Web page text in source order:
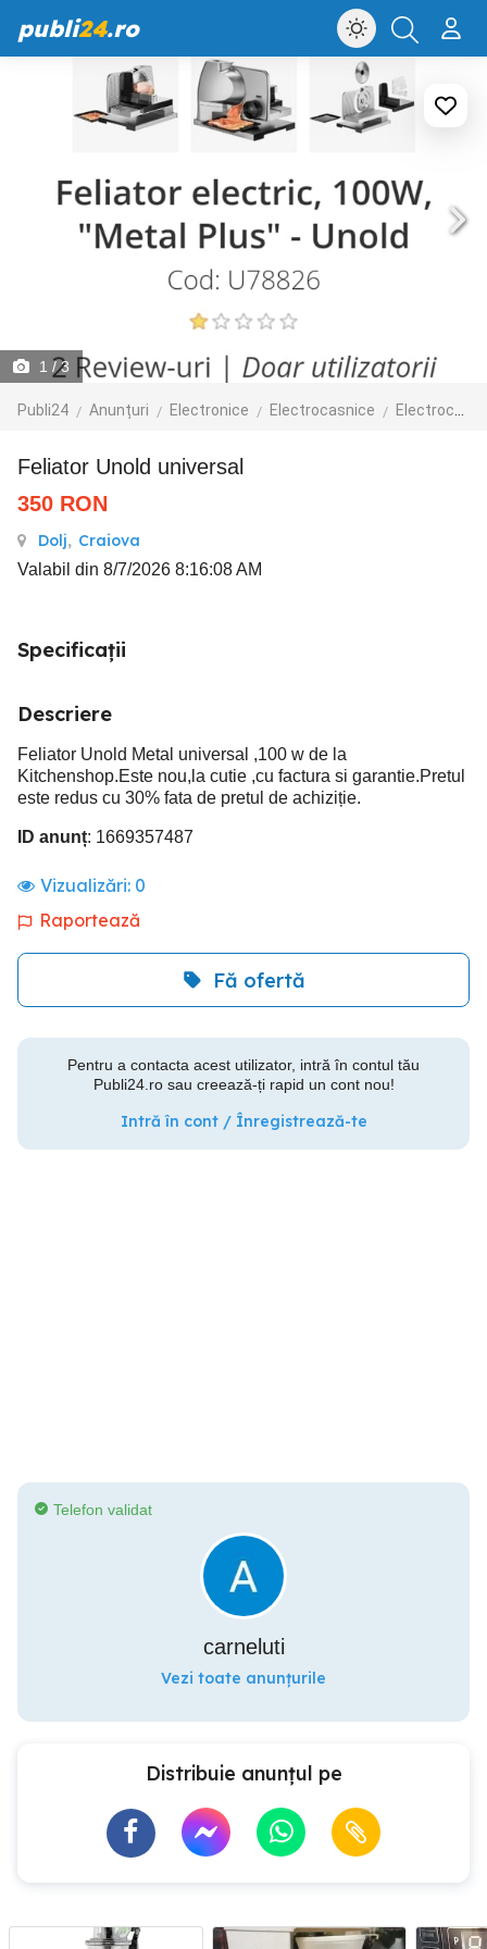
publi24.ro
1 / 3
Publi24 Anunțuri Electronice Electrocasnice Electrocasnice mici
Feliator Unold universal
350 RON
Dolj, Craiova
Valabil din 8/7/2026 8:16:08 AM
Specificații
Descriere
Feliator Unold Metal universal ,100 w de la
Kitchenshop.Este nou,la cutie ,cu factura si garantie.Pretul
este redus cu 30% fata de pretul de achiziție.
ID anunț: 1669357487
Vizualizări: 0
Raportează
Fă ofertă
Pentru a contacta acest utilizator, intră în contul tău
Publi24.ro sau creează-ți rapid un cont nou!
Intră în cont / Înregistrează-te
Telefon validat
carneluti
Vezi toate anunțurile
Distribuie anunțul pe